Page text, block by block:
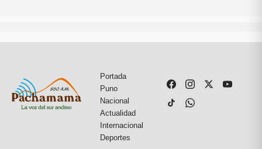
Portada
Puno
Nacional
Actualidad
Internacional
Deportes